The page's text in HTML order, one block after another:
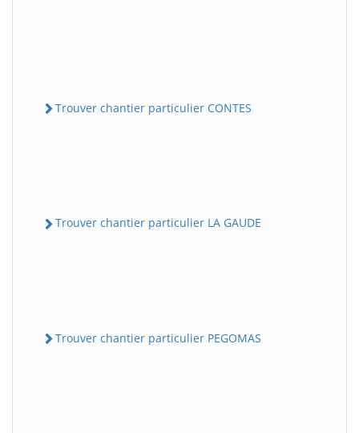
Trouver chantier particulier CONTES
Trouver chantier particulier LA GAUDE
Trouver chantier particulier PEGOMAS